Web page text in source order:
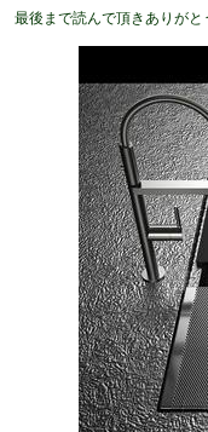
最後まで読んで頂きありが